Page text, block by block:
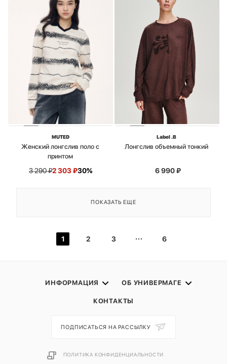
MUTED
Женский лонгслив поло с
принтом
3 290₽2 303₽30%
Label .B
Лонгслив объемный тонкий
6 990₽
ПОКАЗАТЬ ЕЩЕ
1 2 3 6
ИНФОРМАЦИЯ ОБ УНИВЕРМАГЕ
КОНТАКТЫ
ПОДПИСАТЬСЯ НА РАССЫЛКУ
ПОЛИТИКА КОНФИДЕНЦИАЛЬНОСТИ